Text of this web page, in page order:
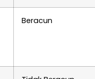
Beracun